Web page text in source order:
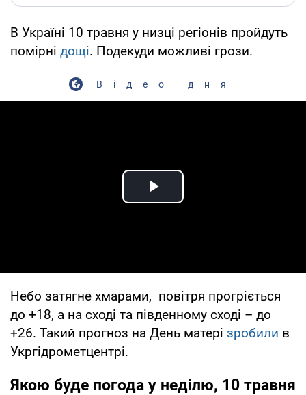
В Україні 10 травня у низці регіонів пройдуть
помірні дощі. Подекуди можливі грози.
Відео дня
Play Video
Небо затягне хмарами, повітря прогріється
до +18, а на сході та південному сході – до
+26. Такий прогноз на День матері зробили в
Укргідрометцентрі.
Якою буде погода у неділю, 10 травня